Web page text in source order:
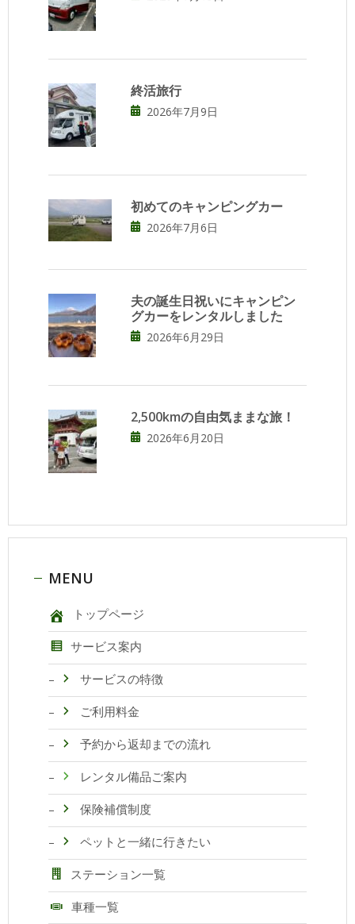
終活旅行
2026年7月9日
初めてのキャンピングカー
2026年7月6日
夫の誕生日祝いにキャンピン
グカーをレンタルしました
2026年6月29日
2,500kmの自由気ままな旅！
2026年6月20日
MENU
トップページ
サービス案内
サービスの特徴
ご利用料金
予約から返却までの流れ
レンタル備品ご案内
保険補償制度
ペットと一緒に行きたい
ステーション一覧
車種一覧